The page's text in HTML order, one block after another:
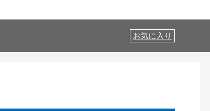
お気に入り